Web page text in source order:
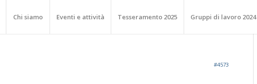
Chi siamo Eventi e attività Tesseramento 2025 Gruppi di lavoro 2024
#4573